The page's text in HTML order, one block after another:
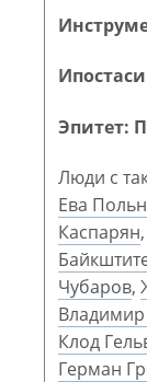
Эпитет:
Люди с
Ева
Каспарян,
Чубаров,
Владимир
Клод
Герман